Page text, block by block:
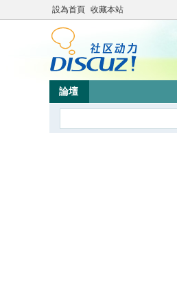
設為首頁 收藏本站
論壇